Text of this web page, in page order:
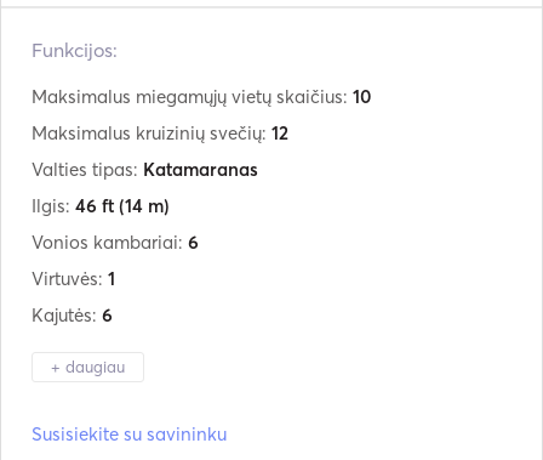
Funkcijos:
Maksimalus miegamųjų vietų skaičius: 10
Maksimalus kruizinių svečių: 12
Valties tipas: Katamaranas
Ilgis: 46 ft (14 m)
Vonios kambariai: 6
Virtuvės: 1
Kajutės: 6
+ daugiau
Susisiekite su savininku